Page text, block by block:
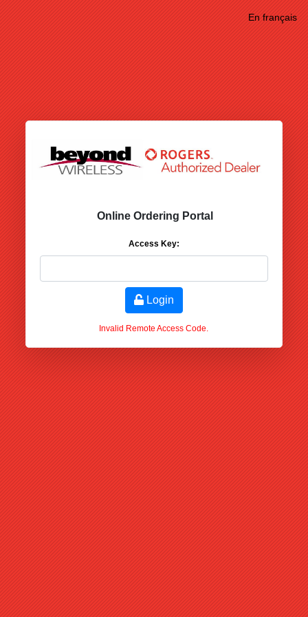
En français
Online Ordering Portal
Access Key:
Login
Invalid Remote Access Code.